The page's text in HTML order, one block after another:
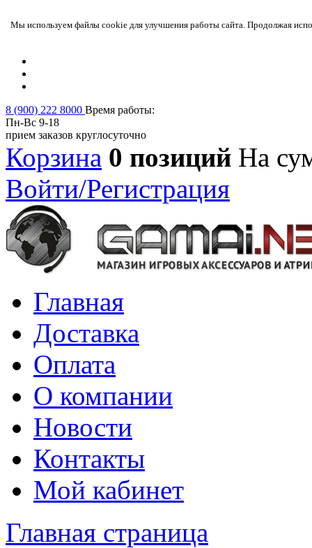
Мы используем файлы cookie для улучшения работы сайта. Продолжая
8 (900) 222 8000 Время работы:
Пн-Вс 9-18
прием заказов круглосуточно
Корзина 0 позиций На
Войти/Регистрация
Главная
Доставка
Оплата
О компании
Новости
Контакты
Мой кабинет
Главная страница